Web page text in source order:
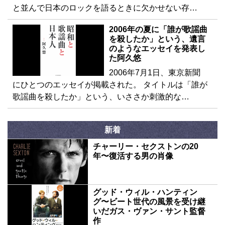
と並んで日本のロックを語るときに欠かせない存…
2006年の夏に「誰が歌謡曲
を殺したか」という、遺言
のようなエッセイを発表し
た阿久悠
2006年7月1日、東京新聞
にひとつのエッセイが掲載された。 タイトルは「誰が
歌謡曲を殺したか」という、いささか刺激的な…
新着
チャーリー・セクストンの20
年〜復活する男の肖像
グッド・ウィル・ハンティン
グ〜ビート世代の風景を受け継
いだガス・ヴァン・サント監督
作